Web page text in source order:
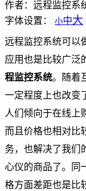
作者：远程监控系
字体设置： 小中大
远程监控系统可以
应用也是比较广泛
程监控系统。随着
一定程度上也改变
人们倾向于在线上
而且价格也相对比
务，也解决了我们
心仪的商品了。同
格方面差距也是比